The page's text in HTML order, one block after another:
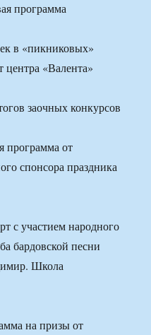
программа
в «пикниковых»
центра «Валента»
заочных конкурсов
программа от
спонсора праздника
с участием народного
бардовской песни
Школа
на призы от